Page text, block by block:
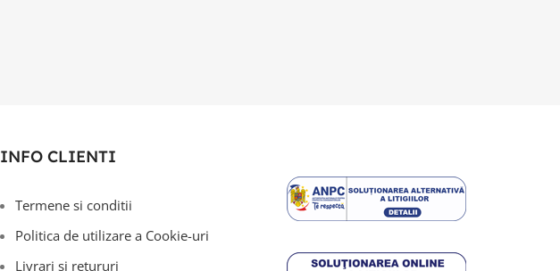
INFO CLIENTI
Termene si conditii
Politica de utilizare a Cookie-uri
Livrari si retururi